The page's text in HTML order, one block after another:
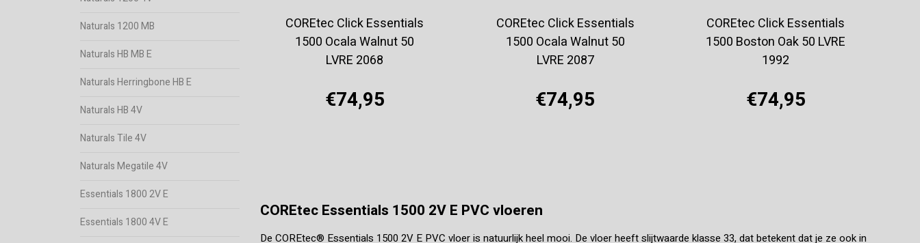
Naturals 1200 MB
Naturals HB MB E
Naturals Herringbone HB E
Naturals HB 4V
Naturals Tile 4V
Naturals Megatile 4V
Essentials 1800 2V E
Essentials 1800 4V E
COREtec Click Essentials
1500 Ocala Walnut 50
LVRE 2068
€74,95
COREtec Click Essentials
1500 Ocala Walnut 50
LVRE 2087
€74,95
COREtec Click Essentials
1500 Boston Oak 50 LVRE
1992
€74,95
COREtec Essentials 1500 2V E PVC vloeren
De COREtec® Essentials 1500 2V E PVC vloer is natuurlijk heel mooi. De vloer heeft slijtwaarde klasse 33, dat betekent dat je ze ook in